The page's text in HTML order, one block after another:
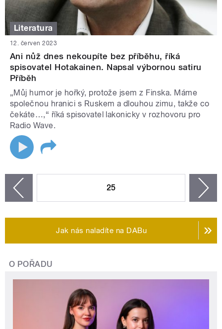
Literatura
12. červen 2023
Ani nůž dnes nekoupíte bez příběhu, říká
spisovatel Hotakainen. Napsal výbornou satiru
Příběh
„Můj humor je hořký, protože jsem z Finska. Máme
společnou hranici s Ruskem a dlouhou zimu, takže co
čekáte…,“ říká spisovatel lakonicky v rozhovoru pro
Radio Wave.
25
Jak nás naladíte na DABu
O POŘADU